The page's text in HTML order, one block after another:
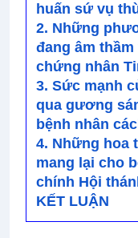
huấn sứ vụ
2. Những
đang âm
chứng nhân
3. Sức mạnh
qua gương
bệnh nhân
4. Những hoa
mang lại cho
chính Hội
KẾT LUẬN